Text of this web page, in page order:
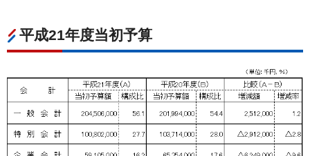
平成21年度当初予算